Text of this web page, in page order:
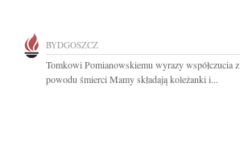
BYDGOSZCZ
Tomkowi Pomianowskiemu wyrazy współczucia z
powodu śmierci Mamy składają koleżanki i...